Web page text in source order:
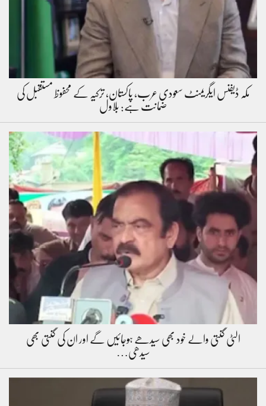
مکہ ڈیفنس ایگریمنٹ سعودی عرب، پاکستان، ترکیہ کے محفوظ مستقبل کی
ضمانت ہے: بلاول
الٹی گنتی والے خود بھی سیدھے ہوجائیں گے اور ان کی گنتی بھی
سیدھی…